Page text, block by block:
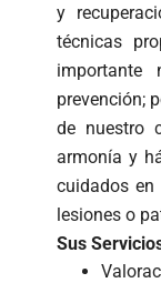
y
técnicas
prevención;
de nuestro
armonía y
cuidados
lesiones o
Sus